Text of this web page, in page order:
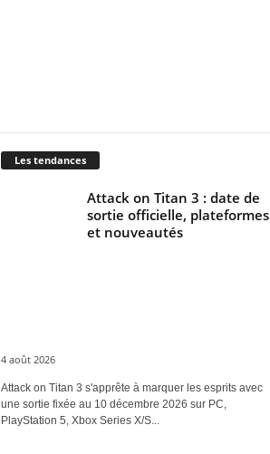
Les tendances
Attack on Titan 3 : date de
sortie officielle, plateformes
et nouveautés
4 août 2026
Attack on Titan 3 s'apprête à marquer les esprits avec
une sortie fixée au 10 décembre 2026 sur PC,
PlayStation 5, Xbox Series X/S...